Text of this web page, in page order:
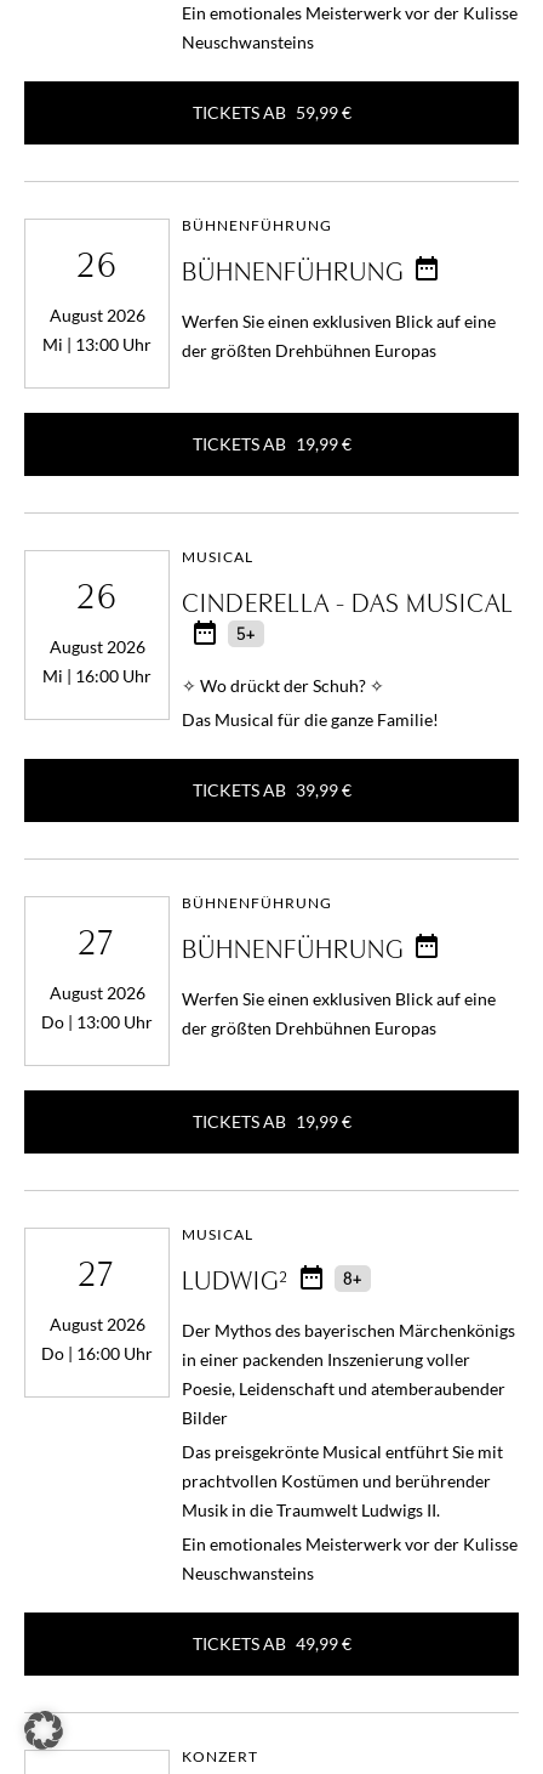
Ein emotionales Meisterwerk vor der Kulisse
Neuschwansteins
TICKETS AB 59,99 €
26
August 2026
Mi | 13:00 Uhr
BÜHNENFÜHRUNG
BÜHNENFÜHRUNG
Werfen Sie einen exklusiven Blick auf eine
der größten Drehbühnen Europas
TICKETS AB 19,99 €
26
August 2026
Mi | 16:00 Uhr
MUSICAL
CINDERELLA - DAS MUSICAL
5+
✧ Wo drückt der Schuh? ✧
Das Musical für die ganze Familie!
TICKETS AB 39,99 €
27
August 2026
Do | 13:00 Uhr
BÜHNENFÜHRUNG
BÜHNENFÜHRUNG
Werfen Sie einen exklusiven Blick auf eine
der größten Drehbühnen Europas
TICKETS AB 19,99 €
27
August 2026
Do | 16:00 Uhr
MUSICAL
LUDWIG² 8+
Der Mythos des bayerischen Märchenkönigs
in einer packenden Inszenierung voller
Poesie, Leidenschaft und atemberaubender
Bilder
Das preisgekrönte Musical entführt Sie mit
prachtvollen Kostümen und berührender
Musik in die Traumwelt Ludwigs II.
Ein emotionales Meisterwerk vor der Kulisse
Neuschwansteins
TICKETS AB 49,99 €
KONZERT